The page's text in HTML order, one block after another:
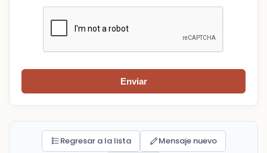
Enviar
Regresar a la lista
Mensaje nuevo